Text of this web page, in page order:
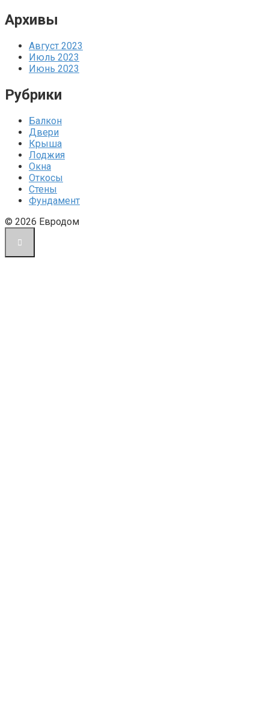
Архивы
Август 2023
Июль 2023
Июнь 2023
Рубрики
Балкон
Двери
Крыша
Лоджия
Окна
Откосы
Стены
Фундамент
© 2026 Евродом